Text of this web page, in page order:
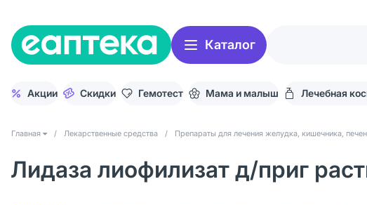
Каталог
Акции Скидки Гемотест Мама и малыш Лечебная
Главная / Лекарственные средства / Препараты для лечения желудка, кишечника,
Лидаза лиофилизат д/приг